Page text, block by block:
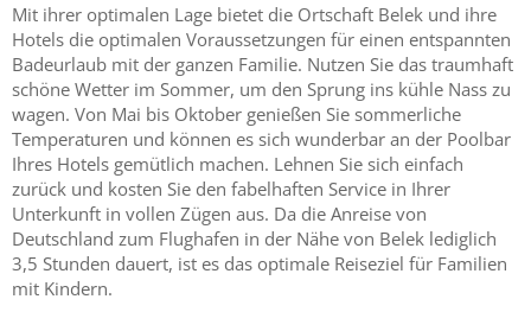
Mit ihrer optimalen Lage bietet die Ortschaft Belek und ihre
Hotels die optimalen Voraussetzungen für einen entspannten
Badeurlaub mit der ganzen Familie. Nutzen Sie das traumhaft
schöne Wetter im Sommer, um den Sprung ins kühle Nass zu
wagen. Von Mai bis Oktober genießen Sie sommerliche
Temperaturen und können es sich wunderbar an der Poolbar
Ihres Hotels gemütlich machen. Lehnen Sie sich einfach
zurück und kosten Sie den fabelhaften Service in Ihrer
Unterkunft in vollen Zügen aus. Da die Anreise von
Deutschland zum Flughafen in der Nähe von Belek lediglich
3,5 Stunden dauert, ist es das optimale Reiseziel für Familien
mit Kindern.